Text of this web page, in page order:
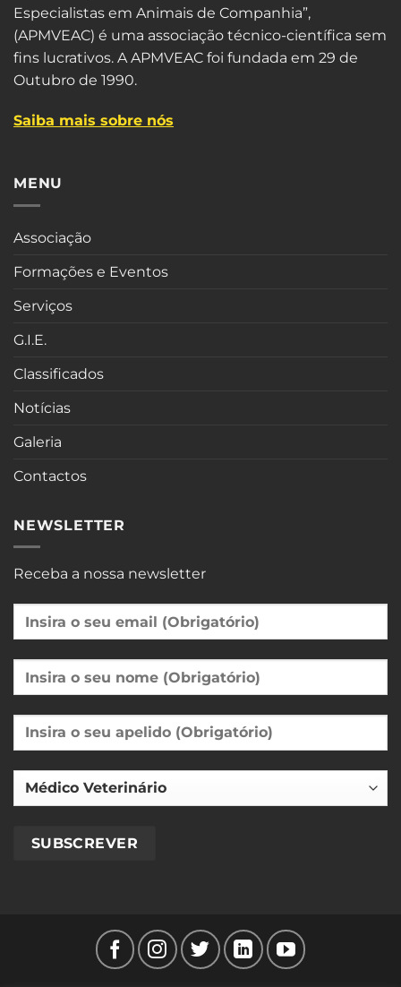
Especialistas em Animais de Companhia”,
(APMVEAC) é uma associação técnico-científica sem
fins lucrativos. A APMVEAC foi fundada em 29 de
Outubro de 1990.
Saiba mais sobre nós
MENU
Associação
Formações e Eventos
Serviços
G.I.E.
Classificados
Notícias
Galeria
Contactos
NEWSLETTER
Receba a nossa newsletter